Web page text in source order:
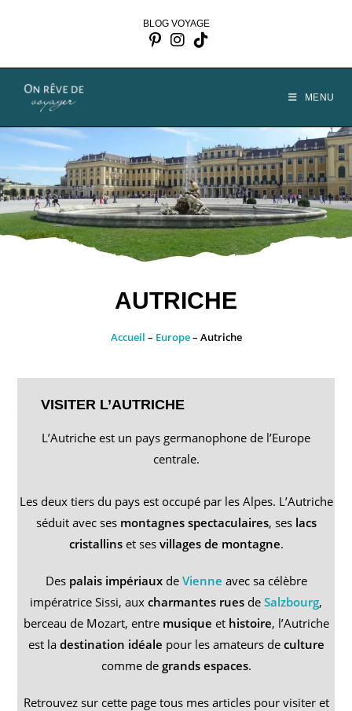
BLOG VOYAGE
MENU
AUTRICHE
Accueil – Europe– Autriche
___VISITER L’AUTRICHE
L’Autriche est un pays germanophone de l’Europe
centrale.
Les deux tiers du pays est occupé par les Alpes. L’Autriche
séduit avec ses montagnes spectaculaires, ses lacs
cristallinset ses villages de montagne.
Des palais impériauxde Vienne avec sa célèbre
impératrice Sissi, aux charmantes rues de Salzbourg,
berceau de Mozart, entre musique et histoire, l’Autriche
est la destination idéale pour les amateurs de culture
comme de grands espaces.
Retrouvez sur cette page tous mes articles pour visiter et